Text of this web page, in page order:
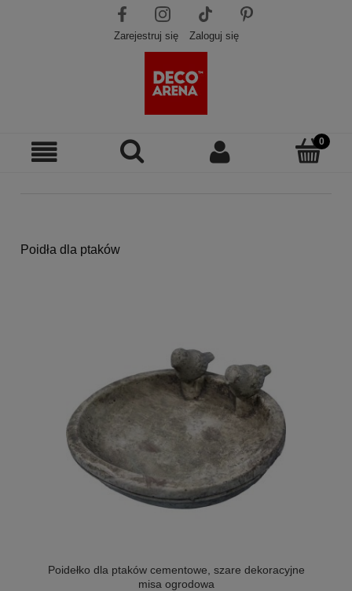
Zarejestruj się Zaloguj się
Poidła dla ptaków
Poidełko dla ptaków cementowe, szare dekoracyjne
misa ogrodowa